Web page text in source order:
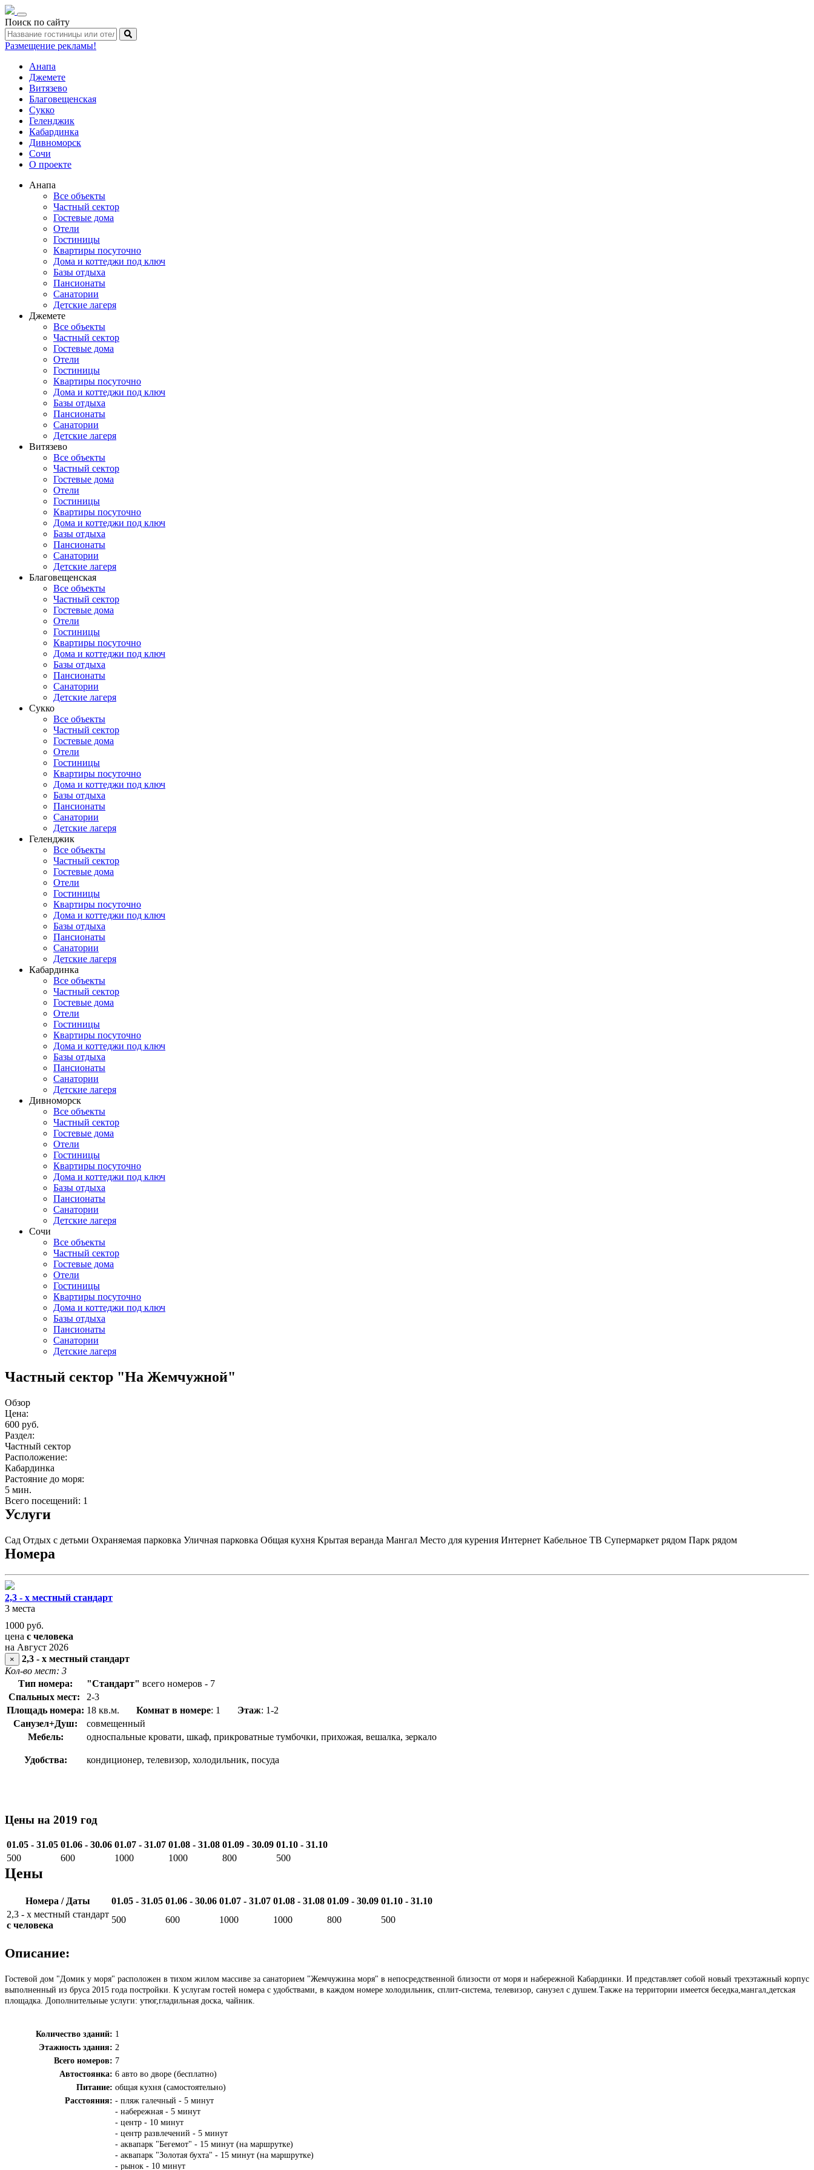
Toggle
navigation
Поиск по сайту
Размещение рекламы!
Анапа
Джемете
Витязево
Благовещенская
Сукко
Геленджик
Кабардинка
Дивноморск
Сочи
О проекте
Анапа
Все объекты
Частный сектор
Гостевые дома
Отели
Гостиницы
Квартиры посуточно
Дома и коттеджи под ключ
Базы отдыха
Пансионаты
Санатории
Детские лагеря
Джемете
Все объекты
Частный сектор
Гостевые дома
Отели
Гостиницы
Квартиры посуточно
Дома и коттеджи под ключ
Базы отдыха
Пансионаты
Санатории
Детские лагеря
Витязево
Все объекты
Частный сектор
Гостевые дома
Отели
Гостиницы
Квартиры посуточно
Дома и коттеджи под ключ
Базы отдыха
Пансионаты
Санатории
Детские лагеря
Благовещенская
Все объекты
Частный сектор
Гостевые дома
Отели
Гостиницы
Квартиры посуточно
Дома и коттеджи под ключ
Базы отдыха
Пансионаты
Санатории
Детские лагеря
Сукко
Все объекты
Частный сектор
Гостевые дома
Отели
Гостиницы
Квартиры посуточно
Дома и коттеджи под ключ
Базы отдыха
Пансионаты
Санатории
Детские лагеря
Геленджик
Все объекты
Частный сектор
Гостевые дома
Отели
Гостиницы
Квартиры посуточно
Дома и коттеджи под ключ
Базы отдыха
Пансионаты
Санатории
Детские лагеря
Кабардинка
Все объекты
Частный сектор
Гостевые дома
Отели
Гостиницы
Квартиры посуточно
Дома и коттеджи под ключ
Базы отдыха
Пансионаты
Санатории
Детские лагеря
Дивноморск
Все объекты
Частный сектор
Гостевые дома
Отели
Гостиницы
Квартиры посуточно
Дома и коттеджи под ключ
Базы отдыха
Пансионаты
Санатории
Детские лагеря
Сочи
Все объекты
Частный сектор
Гостевые дома
Отели
Гостиницы
Квартиры посуточно
Дома и коттеджи под ключ
Базы отдыха
Пансионаты
Санатории
Детские лагеря
Частный сектор "На Жемчужной"
Обзор
Цена:
600 руб.
Раздел:
Частный сектор
Расположение:
Кабардинка
Растояние до моря:
5 мин.
Всего посещений: 1
Услуги
Сад Отдых с детьми Охраняемая парковка Уличная парковка Общая кухня Крытая веранда Мангал Место для курения Интернет Кабельное ТВ Супермаркет рядом Парк рядом
Номера
2,3 - х местный стандарт
3 места
1000 руб.
цена с человека
на Август 2026
×
2,3 - х местный стандарт
Кол-во мест: 3
Тип номера:
"Стандарт" всего номеров - 7
Спальных мест:
2-3
Площадь номера: 18 кв.м. Комнат в номере: 1 Этаж: 1-2
Санузел+Душ:
совмещенный
Мебель:
односпальные кровати, шкаф, прикроватные тумбочки, прихожая, вешалка, зеркало
Удобства: кондиционер, телевизор, холодильник, посуда
Цены на 2019 год
01.05 - 31.05 01.06 - 30.06 01.07 - 31.07 01.08 - 31.08 01.09 - 30.09 01.10 - 31.10
500
600 1000 1000 800 500
Цены
Номера / Даты 01.05 - 31.05 01.06 - 30.06 01.07 - 31.07 01.08 - 31.08 01.09 - 30.09 01.10 - 31.10
2,3 - х местный стандарт
с человека
500 600 1000 1000 800 500
Описание:
Гостевой дом "Домик у моря" расположен в тихом жилом массиве за санаторием "Жемчужина моря" в непосредственной близости от моря и набережной Кабардинки. И представляет собой новый трехэтажный корпус
выполненный из бруса 2015 года постройки. К услугам гостей номера с удобствами, в каждом номере холодильник, сплит-система, телевизор, санузел с душем.Также на территории имеется беседка,мангал,детская
площадка. Дополнительные услуги: утюг,гладильная доска, чайник.
Количество зданий: 1
Этажность здания: 2
Всего номеров: 7
Автостоянка: 6 авто во дворе (бесплатно)
Питание: общая кухня (самостоятельно)
Расстояния: - пляж галечный - 5 минут
- набережная - 5 минут
- центр - 10 минут
- центр развлечений - 5 минут
- аквапарк "Бегемот" - 15 минут (на маршрутке)
- аквапарк "Золотая бухта" - 15 минут (на маршрутке)
- рынок - 10 минут